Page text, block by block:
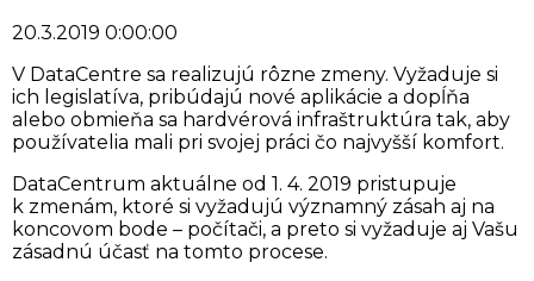
20.3.2019 0:00:00
V DataCentre sa realizujú rôzne zmeny. Vyžaduje si
ich legislatíva, pribúdajú nové aplikácie a dopĺňa
alebo obmieňa sa hardvérová infraštruktúra tak, aby
používatelia mali pri svojej práci čo najvyšší komfort.
DataCentrum aktuálne od 1. 4. 2019 pristupuje
k zmenám, ktoré si vyžadujú významný zásah aj na
koncovom bode – počítači, a preto si vyžaduje aj Vašu
zásadnú účasť na tomto procese.